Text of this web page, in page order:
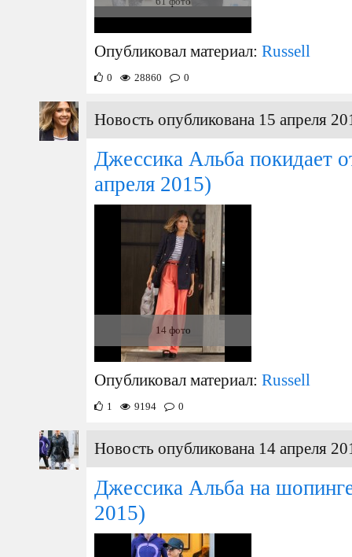
Опубликовал материал: Russell
0 28860 0
Новость опубликована 15 апреля
Джессика Альба покидает
апреля 2015)
14 фото
Опубликовал материал: Russell
1 9194 0
Новость опубликована 14 апреля
Джессика Альба на
2015)